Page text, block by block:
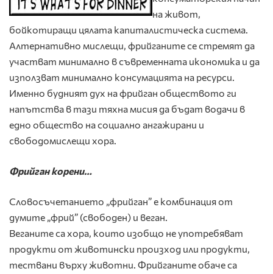
на живот,
бойкотиращи цялата капиталистическа система.
Алтернативно мислещи, фрийганите се стремят да
участват минимално в съвременната икономика и да
използват минимално консумацията на ресурси.
Именно будният дух на фрийган обществото ги
напътства в тази тяхна мисия да бъдат водачи в
едно общество на социално ангажирани и
свободомислещи хора.
Фрийган корени…
Словосъчетанието „фрийган” е комбинация от
думите „фрий” (свободен) и веган.
Веганите са хора, които изобщо не употребяват
продукти от животински произход или продукти,
тествани върху животни. Фрийганите обаче са